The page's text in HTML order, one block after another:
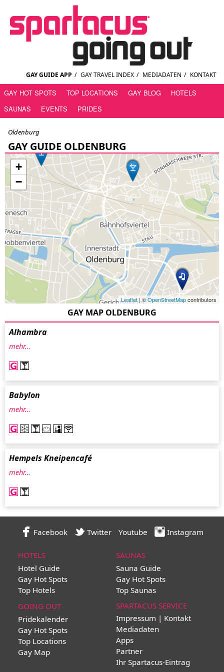
GAY GUIDE APP / GAY TRAVEL INDEX / MEDIADATEN / KONTAKT
GAY HOT SPOTS TOP LOCATIONS GAY BLOG
HOTELS
SAUNAS
EVENTS PRIDES
Oldenburg
GAY GUIDE OLDENBURG
+
−
Leaflet| ©OpenStreetMapcontributors
GAY MAP OLDENBURG
Alhambra
mehr…
Babylon
mehr…
Hempels Kneipencafé
mehr…
Facebook Twitter Youtube Instagram
HOTELS
Hotel Guide
Gay Hot Spots
Top Hotels
SAUNAS
Sauna Guide
Gay Hot Spots
Top Saunas
GOING OUT
Pridekalender
Gay Hot Spots
Top Locations
Gay Map
SPARTACUS SERVICE
Impressum | Kontakt
Mediadaten
Apps
Partner
Ihr Spartacus-Eintrag